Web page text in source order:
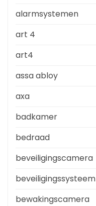
alarmsystemen
art 4
art4
assa abloy
axa
badkamer
bedraad
beveiligingscamera
beveiligingssysteem
bewakingscamera